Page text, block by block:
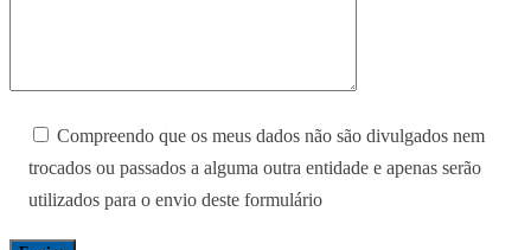
Compreendo que os meus dados não são divulgados nem
trocados ou passados a alguma outra entidade e apenas serão
utilizados para o envio deste formulário